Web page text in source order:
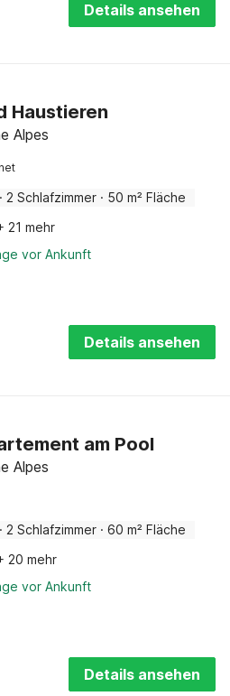
Details ansehen
Haustieren
Alpes
· 2 Schlafzimmer · 50 m² Fläche
21 mehr
vor Ankunft
Details ansehen
am Pool
Alpes
· 2 Schlafzimmer · 60 m² Fläche
20 mehr
vor Ankunft
Details ansehen